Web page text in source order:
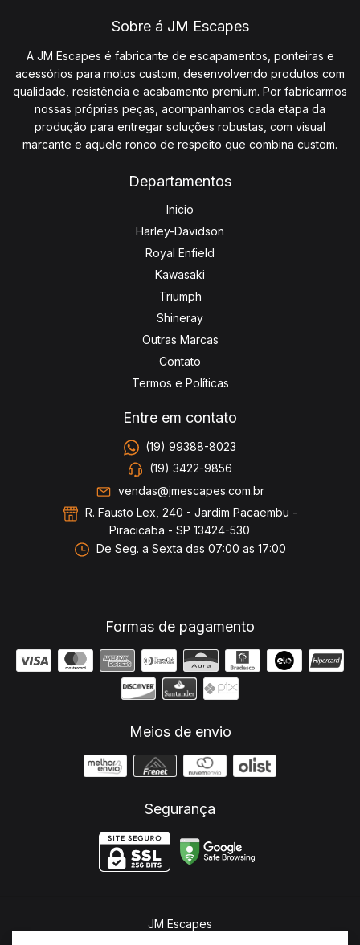
Sobre á JM Escapes
A JM Escapes é fabricante de escapamentos, ponteiras e
acessórios para motos custom, desenvolvendo produtos com
qualidade, resistência e acabamento premium. Por fabricarmos
nossas próprias peças, acompanhamos cada etapa da
produção para entregar soluções robustas, com visual
marcante e aquele ronco de respeito que combina custom.
Departamentos
Inicio
Harley-Davidson
Royal Enfield
Kawasaki
Triumph
Shineray
Outras Marcas
Contato
Termos e Políticas
Entre em contato
(19) 99388-8023
(19) 3422-9856
vendas@jmescapes.com.br
R. Fausto Lex, 240 - Jardim Pacaembu -
Piracicaba - SP 13424-530
De Seg. a Sexta das 07:00 as 17:00
Formas de pagamento
Meios de envio
Segurança
JM Escapes